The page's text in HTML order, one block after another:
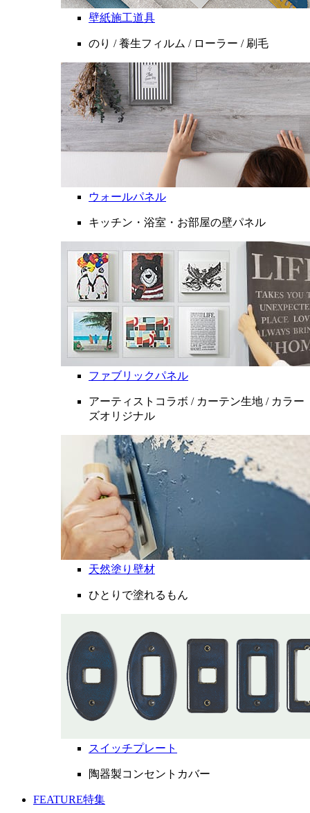
壁紙施工道具
のり / 養生フィルム / ローラー / 刷毛
ウォールパネル
キッチン・浴室・お部屋の壁パネル
ファブリックパネル
アーティストコラボ / カーテン生地 / カラー
ズオリジナル
天然塗り壁材
ひとりで塗れるもん
スイッチプレート
陶器製コンセントカバー
FEATURE特集